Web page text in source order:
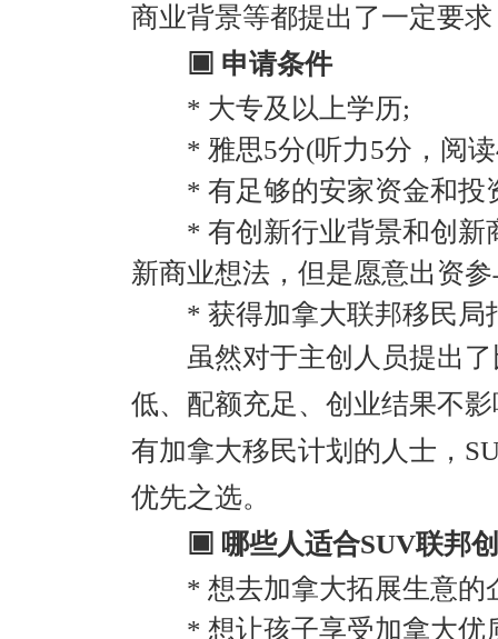
商业背景等都提出了一定要
▣ 申请条件
* 大专及以上学历;
* 雅思5分(听力5分，阅
* 有足够的安家资金和
* 有创新行业背景和创
新商业想法，但是愿意出资
* 获得加拿大联邦移民局
虽然对于主创人员提出了
低、配额充足、创业结果不
有加拿大移民计划的人士，
优先之选。
▣ 哪些人适合SUV联邦创
* 想去加拿大拓展生意的
* 想让孩子享受加拿大优